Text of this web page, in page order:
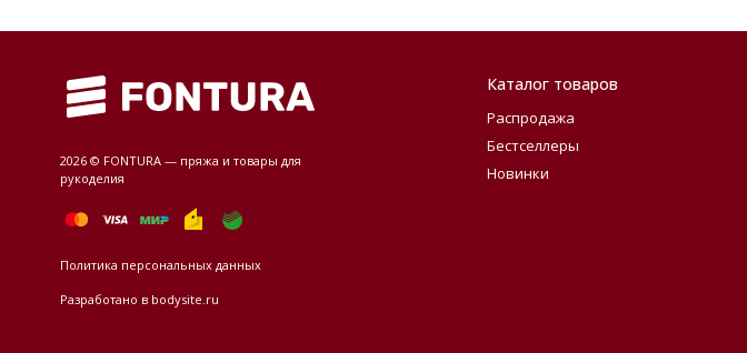
2026 © FONTURA — пряжа и товары для
рукоделия
Политика персональных данных
Разработано в bodysite.ru
Каталог товаров
Распродажа
Бестселлеры
Новинки